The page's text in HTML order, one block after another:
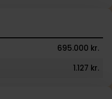
695.000 kr.
1.127 kr.